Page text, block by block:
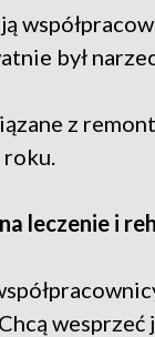
był
z
leczenie i